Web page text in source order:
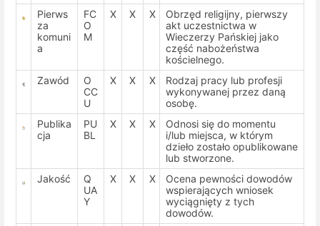
Pierws
za
komuni
a
FC
O
M
X X X
Obrzęd religijny, pierwszy
akt uczestnictwa w
Wieczerzy Pańskiej jako
część nabożeństwa
kościelnego.
Zawód
O
CC
U
X X X
Rodzaj pracy lub profesji
wykonywanej przez daną
osobę.
Publika
cja
PU
BL
X X X
Odnosi się do momentu
i/lub miejsca, w którym
dzieło zostało opublikowane
lub stworzone.
Jakość
Q
UA
Y
X X X
Ocena pewności dowodów
wspierających wniosek
wyciągnięty z tych
dowodów.